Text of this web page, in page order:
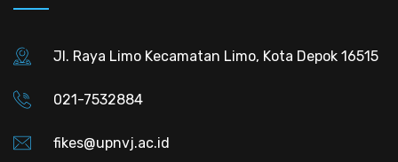
Jl. Raya Limo Kecamatan Limo, Kota Depok 16515
021-7532884
fikes@upnvj.ac.id